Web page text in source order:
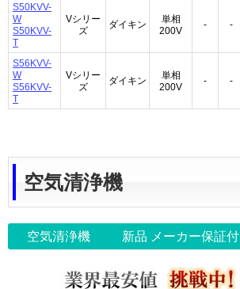
S50KVV-
W
S50KVV-
T
Vシリー
ズ
ダイキン
単相
200V
- -
S56KVV-
W
S56KVV-
T
Vシリー
ズ
ダイキン
単相
200V
- -
空気清浄機
空気清浄機 新品 メーカー保証付